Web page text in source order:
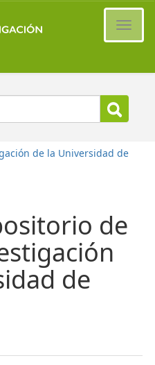
de la Universidad de
de
de